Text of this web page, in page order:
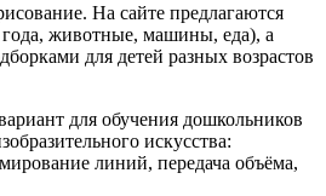
На сайте предлагаются
животные, машины, еда), а
для детей разных возрастов
для обучения дошкольников
искусства:
линий, передача объёма,